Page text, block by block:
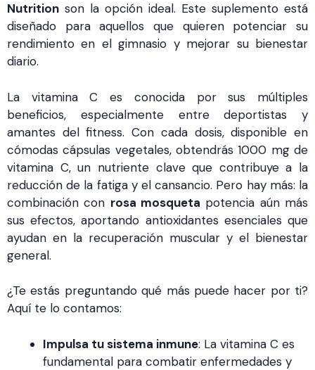
Nutrition son la opción ideal. Este suplemento está
diseñado para aquellos que quieren potenciar su
rendimiento en el gimnasio y mejorar su bienestar
diario.
La vitamina C es conocida por sus múltiples
beneficios, especialmente entre deportistas y
amantes del fitness. Con cada dosis, disponible en
cómodas cápsulas vegetales, obtendrás 1000 mg de
vitamina C, un nutriente clave que contribuye a la
reducción de la fatiga y el cansancio. Pero hay más: la
combinación con rosa mosqueta potencia aún más
sus efectos, aportando antioxidantes esenciales que
ayudan en la recuperación muscular y el bienestar
general.
¿Te estás preguntando qué más puede hacer por ti?
Aquí te lo contamos:
Impulsa tu sistema inmune: La vitamina C es
fundamental para combatir enfermedades y